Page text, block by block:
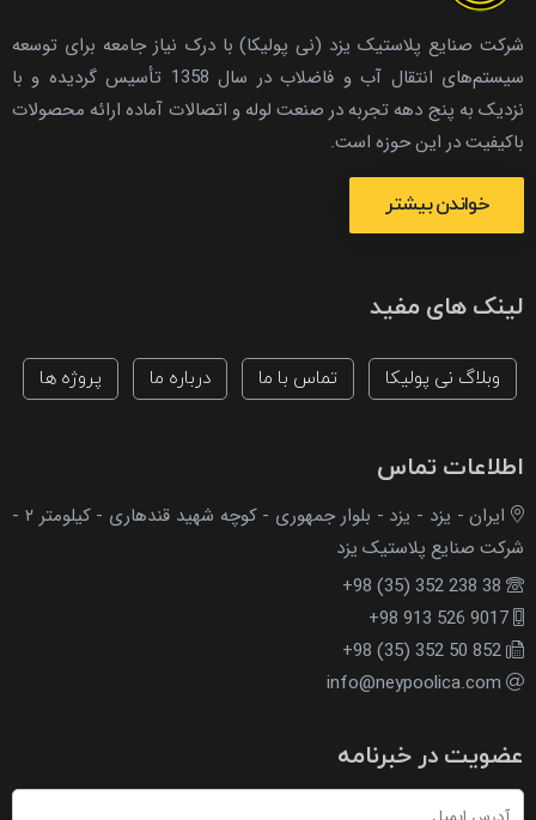
شرکت صنایع پلاستیک یزد (نی پولیکا) با درک نیاز جامعه برای توسعه
سیستم‌های انتقال آب و فاضلاب در سال 1358 تأسیس گردیده و با
نزدیک به پنج دهه تجربه در صنعت لوله و اتصالات آماده ارائه محصولات
باکیفیت در این حوزه است.
خواندن بیشتر
لینک های مفید
وبلاگ نی پولیکا تماس با ما درباره ما پروژه ها
اطلاعات تماس
ایران - یزد - یزد - بلوار جمهوری - کوچه شهید قندهاری - کیلومتر ۲ -
شرکت صنایع پلاستیک یزد
+98 (35) 352 238 38
+98 913 526 9017
+98 (35) 352 50 852
info@neypoolica.com
عضویت در خبرنامه